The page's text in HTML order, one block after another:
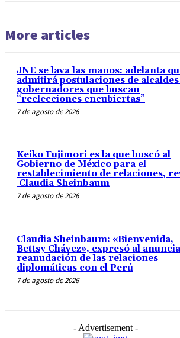
More articles
JNE se lava las manos: adelanta
admitirá postulaciones de
gobernadores que buscan
“reelecciones encubiertas”
7 de agosto de 2026
Keiko Fujimori es la que buscó al
Gobierno de México para el
restablecimiento de relaciones,
Claudia Sheinbaum
7 de agosto de 2026
Claudia Sheinbaum: «Bienvenida,
Bettsy Chávez», expresó al
reanudación de las relaciones
diplomáticas con el Perú
7 de agosto de 2026
- Advertisement -